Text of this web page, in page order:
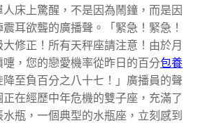
床上驚醒，不是因為鬧鐘，而是因
耳欲聾的廣播聲。「緊急！緊急！
修正！所有天秤座請注意！由於月
，您的戀愛機率從昨日的百分包養
至負百分之八十七！」廣播員的聲
在經歷中年危機的雙子座，充滿了
瓶，一個典型的水瓶座，立刻感到